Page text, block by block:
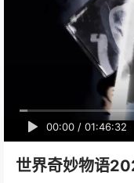
00:00 / 01:46:32
世界奇妙物语